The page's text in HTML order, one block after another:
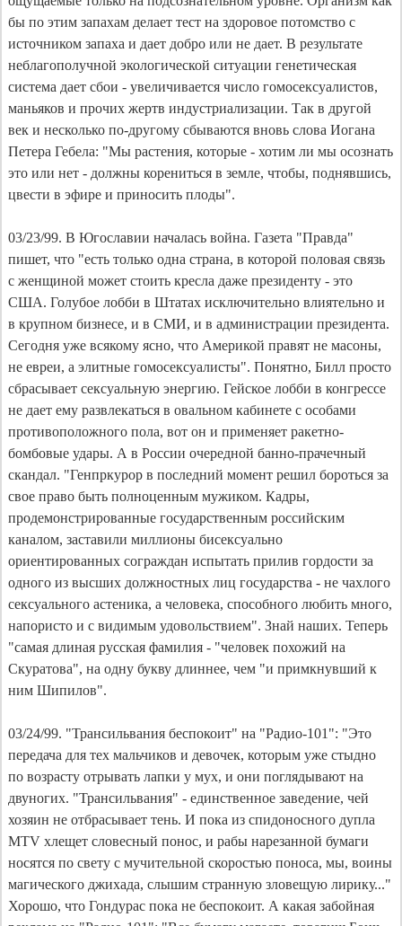
бы по этим запахам делает тест на здоровое потомство с
источником запаха и дает добро или не дает. В результате
неблагополучной экологической ситуации генетическая
система дает сбои - увеличивается число гомосексуалистов,
маньяков и прочих жертв индустриализации. Так в другой
век и несколько по-другому сбываются вновь слова Иогана
Петера Гебела: "Мы растения, которые - хотим ли мы осознать
это или нет - должны корениться в земле, чтобы, поднявшись,
цвести в эфире и приносить плоды".
03/23/99. В Югославии началась война. Газета "Правда"
пишет, что "есть только одна страна, в которой половая связь
с женщиной может стоить кресла даже президенту - это
США. Голубое лобби в Штатах исключительно влиятельно и
в крупном бизнесе, и в СМИ, и в администрации президента.
Сегодня уже всякому ясно, что Америкой правят не масоны,
не евреи, а элитные гомосексуалисты". Понятно, Билл просто
сбрасывает сексуальную энергию. Гейское лобби в конгрессе
не дает ему развлекаться в овальном кабинете с особами
противоположного пола, вот он и применяет ракетно-
бомбовые удары. А в России очередной банно-прачечный
скандал. "Генпркурор в последний момент решил бороться за
свое право быть полноценным мужиком. Кадры,
продемонстрированные государственным российским
каналом, заставили миллионы бисексуально
ориентированных сограждан испытать прилив гордости за
одного из высших должностных лиц государства - не чахлого
сексуального астеника, а человека, способного любить много,
напористо и с видимым удовольствием". Знай наших. Теперь
"самая длиная русская фамилия - "человек похожий на
Скуратова", на одну букву длиннее, чем "и примкнувший к
ним Шипилов".
03/24/99. "Трансильвания беспокоит" на "Радио-101": "Это
передача для тех мальчиков и девочек, которым уже стыдно
по возрасту отрывать лапки у мух, и они поглядывают на
двуногих. "Трансильвания" - единственное заведение, чей
хозяин не отбрасывает тень. И пока из спидоносного дупла
MTV хлещет словесный понос, и рабы нарезанной бумаги
носятся по свету с мучительной скоростью поноса, мы, воины
магического джихада, слышим странную зловещую лирику..."
Хорошо, что Гондурас пока не беспокоит. А какая забойная